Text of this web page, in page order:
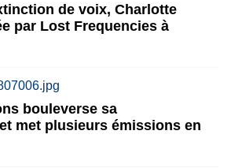
de voix, Charlotte
par Lost Frequencies à
bouleverse sa
met plusieurs émissions en